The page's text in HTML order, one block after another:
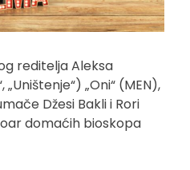
reditelja Aleksa
„Oni“ (MEN),
Džesi Bakli i Rori
domaćih bioskopa